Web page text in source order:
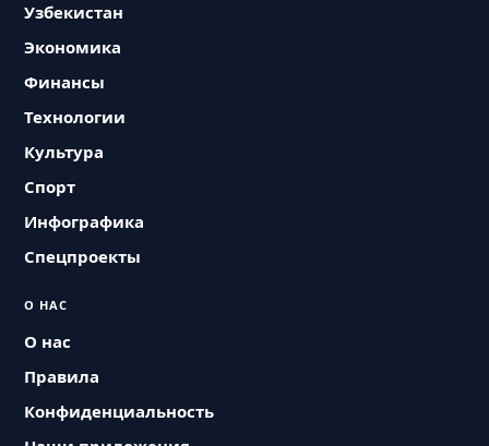
Узбекистан
Экономика
Финансы
Технологии
Культура
Спорт
Инфографика
Спецпроекты
О НАС
О нас
Правила
Конфиденциальность